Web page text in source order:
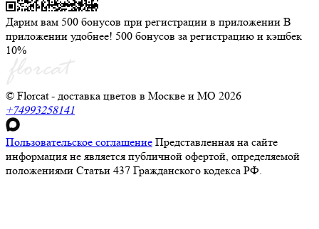
Дарим вам 500 бонусов при регистрации в приложении В
приложении удобнее! 500 бонусов за регистрацию и кэшбек
10%
© Florcat - доставка цветов в Москве и МО 2026
+74993258141
Пользовательское соглашение Представленная на сайте
информация не является публичной офертой, определяемой
положениями Статьи 437 Гражданского кодекса РФ.